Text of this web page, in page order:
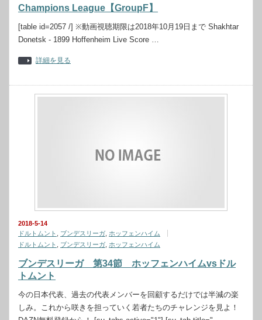
Champions League【GroupF】
[table id=2057 /] ※動画視聴期限は2018年10月19日まで Shakhtar
Donetsk - 1899 Hoffenheim Live Score …
詳細を見る
2018-5-14
ドルトムント
ブンデスリーガ ホッフェンハイム
ドルトムント
ブンデスリーガ ホッフェンハイム
ブンデスリーガ 第34節 ホッフェンハイムvsドル
トムント
今の日本代表、過去の代表メンバーを回顧するだけでは半減の楽
しみ。これから咲きを担っていく若者たちのチャレンジを見よ！